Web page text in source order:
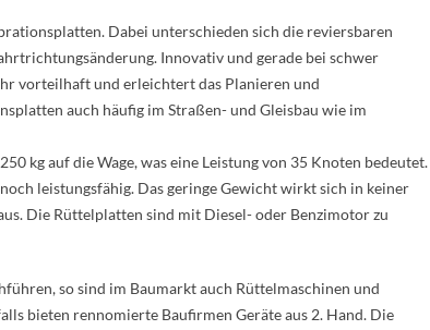
Dabei unterschieden sich die reviersbaren
Innovativ und gerade bei schwer
vorteilhaft und erleichtert das Planieren und
auch häufig im Straßen- und Gleisbau wie im
kg auf die Wage, was eine Leistung von 35 Knoten bedeutet.
leistungsfähig. Das geringe Gewicht wirkt sich in keiner
Die Rüttelplatten sind mit Diesel- oder Benzimotor zu
so sind im Baumarkt auch Rüttelmaschinen und
bieten rennomierte Baufirmen Geräte aus 2. Hand. Die